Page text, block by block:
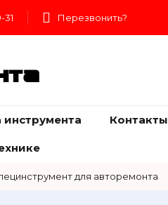
Перезвонить?
Контакты
для авторемонта